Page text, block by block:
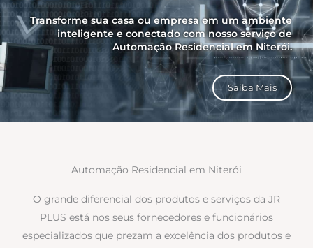
Transforme sua casa ou empresa em um ambiente
inteligente e conectado com nosso serviço de
Automação Residencial em Niterói.
Saiba Mais
Automação Residencial em Niterói
O grande diferencial dos produtos e serviços da JR
PLUS está nos seus fornecedores e funcionários
especializados que prezam a excelência dos produtos e